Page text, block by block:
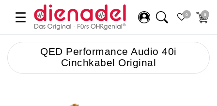
☰ 0 0
QED Performance Audio 40i
Cinchkabel Original